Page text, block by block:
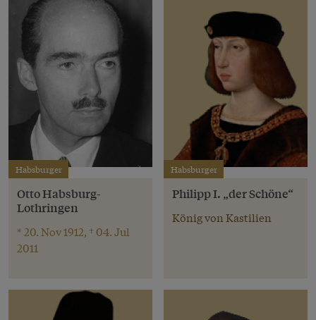
Habsburger
Otto Habsburg-
Lothringen
* 20. Nov 1912, † 04. Jul
2011
Habsburger
Philipp I. „der Schöne“
König von Kastilien